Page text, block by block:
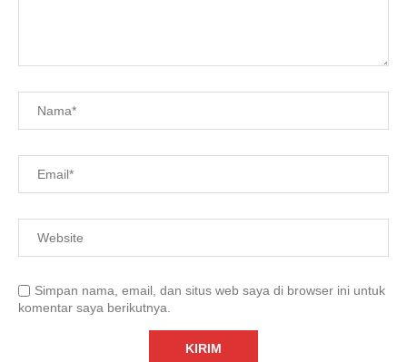
Simpan nama, email, dan situs web saya di browser ini untuk
komentar saya berikutnya.